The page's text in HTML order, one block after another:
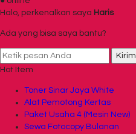
Halo, perkenalkan saya Haris
Ada yang bisa saya bantu?
Kirim
Hot Item
Toner Sinar Jaya White
Alat Pemotong Kertas
Paket Usaha 4 (Mesin New)
Sewa Fotocopy Bulanan